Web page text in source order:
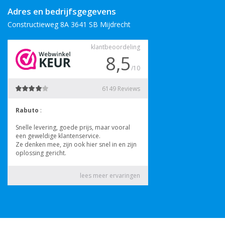
Bekijk ook
HTC One X10
HTC One M9 Plus
Adres en bedrijfsgegevens
Constructieweg 8A 3641 SB Mijdrecht